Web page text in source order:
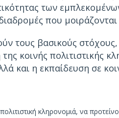
των
διαδρομές που
τους βασικούς
κοινής πολιτιστικής
και η εκπαίδευση σε
κληρονομιά, να